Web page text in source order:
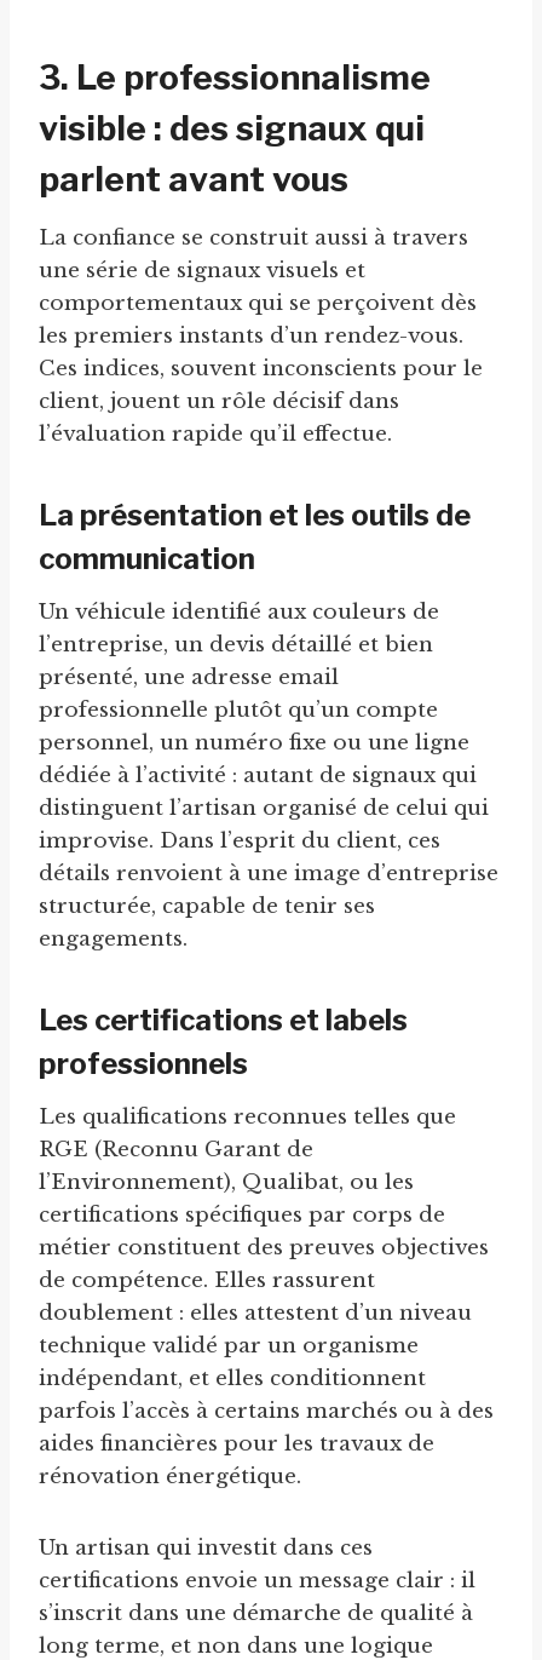
3. Le professionnalisme
visible : des signaux qui
parlent avant vous
La confiance se construit aussi à travers
une série de signaux visuels et
comportementaux qui se perçoivent dès
les premiers instants d’un rendez-vous.
Ces indices, souvent inconscients pour le
client, jouent un rôle décisif dans
l’évaluation rapide qu’il effectue.
La présentation et les outils de
communication
Un véhicule identifié aux couleurs de
l’entreprise, un devis détaillé et bien
présenté, une adresse email
professionnelle plutôt qu’un compte
personnel, un numéro fixe ou une ligne
dédiée à l’activité : autant de signaux qui
distinguent l’artisan organisé de celui qui
improvise. Dans l’esprit du client, ces
détails renvoient à une image d’entreprise
structurée, capable de tenir ses
engagements.
Les certifications et labels
professionnels
Les qualifications reconnues telles que
RGE (Reconnu Garant de
l’Environnement), Qualibat, ou les
certifications spécifiques par corps de
métier constituent des preuves objectives
de compétence. Elles rassurent
doublement : elles attestent d’un niveau
technique validé par un organisme
indépendant, et elles conditionnent
parfois l’accès à certains marchés ou à des
aides financières pour les travaux de
rénovation énergétique.
Un artisan qui investit dans ces
certifications envoie un message clair : il
s’inscrit dans une démarche de qualité à
long terme, et non dans une logique